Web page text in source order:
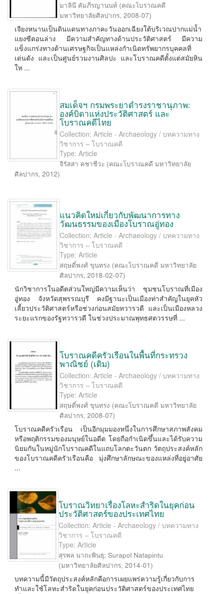
มาลินี คัมภีรญานนท์ (คณะโบราณคดี
มหาวิทยาลัยศิลปากร, 2008-07)
เจียงหนานเป็นดินแดนทางภาคะวันออกเฉียงใต้บริเวณปากแม่น้ำ
แยงซีตอนล่าง มีความสำคัญทางด้านประวัติศาสตร์ มีความ
แข็งแกร่งทางด้านเศรษฐกิจเป็นแหล่งกำเนิดทรัพยากรบุคคลที่
เด่นดัง และเป็นศูนย์รวมงานศิลปะ และโบราณคดีตั้งแต่สมัยหิน
ให ...
สมเด็จฯ กรมพระยาดำรงราชานุภาพ:
องค์บิดาแห่งประวัติศาสตร์ และ
โบราณคดีไทย
Collection: Article - Archaeology / บทความทาง
วิชาการ – โบราณคดี
Type: Article
จิรัสสา คชาชีวะ (คณะโบราณคดี มหาวิทยาลัย
ศิลปากร, 2012)
แนวคิดใหม่เกี่ยวกับพัฒนาการทาง
วัฒนธรรมของเมืองโบราณอู่ทอง
Collection: Article - Archaeology / บทความทาง
วิชาการ – โบราณคดี
Type: Article
สฤษดิ์พงศ์ ขุนทรง (คณะโบราณคดี มหาวิทยาลัย
ศิลปากร, 2018-02-07)
นักวิชาการในอดีตส่วนใหญ่มีความเห็นว่า ชุมชนโบราณที่เมือง
อู่ทอง จังหวัดสุพรรณบุรี คงมีฐานะเป็นเมืองท่าสำคัญในยุคหัว
เลี้ยวประวัติศาสตร์หรือช่วงก่อนสมัยทวารวดี และเป็นเมืองหลวง
ระยะแรกของรัฐทวารวดี ในช่วงประมาณพุทธศตวรรษที่ ...
โบราณคดีครัวเรือนในพื้นที่กระทรวง
พาณิชย์ (เดิม)
Collection: Article - Archaeology / บทความทาง
วิชาการ – โบราณคดี
Type: Article
สฤษดิ์พงศ์ ขุนทรง (คณะโบราณคดี มหาวิทยาลัย
ศิลปากร, 2008-07)
โบราณคดีครัวเรือน เป็นอีกมุมมองหนึ่งในการศึกษาสภาพสังคม
หรือพฤติกรรมของมนุษย์ในอดีต โดยถือกำเนิดขึ้นและได้รับความ
นิยมกันในหมู่นักโบราณคดีในแถบโลกตะวันตก วัตถุประสงค์หลัก
ของโบราณคดีครัวเรือนคือ มุ่งศึกษาลักษณะของแหล่งที่อยู่อาศัย
...
โบราณวิทยาเรื่องโลหะสำริดในยุคก่อน
ประวัติศาสตร์ของประเทศไทย
Collection: Article - Archaeology / บทความทาง
วิชาการ – โบราณคดี
Type: Article
สุรพล นาถะพินธุ;Surapol Natapintu
(มหาวิทยาลัยศิลปากร,2014-01)
บทความนี้มีวัตถุประสงค์หลักคือการเผยแพร่ความรู้เกี่ยวกับการ
ทำและใช้โลหะสำริดในยุคก่อนประวัติศาสตร์ของประเทศไทย